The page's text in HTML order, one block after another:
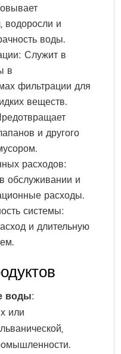
водоросли и
воды.
Служит в
в
фильтрации для
веществ.
и другого
расходов:
обслуживании и
расходы.
системы:
и длительную
воды:
или